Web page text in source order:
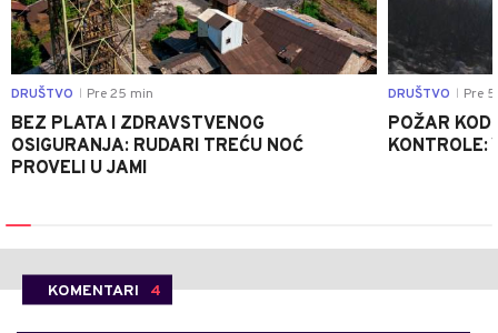
DRUŠTVO Pre 25 min
BEZ PLATA I ZDRAVSTVENOG
OSIGURANJA: RUDARI TREĆU NOĆ
PROVELI U JAMI
DRUŠTVO Pre
POŽAR KOD
KONTROLE:
KOMENTARI 4